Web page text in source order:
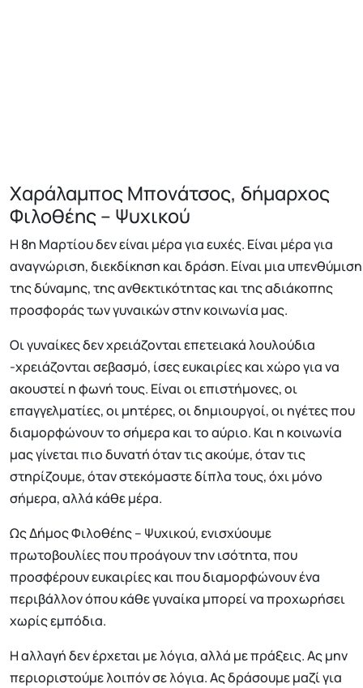
Χαράλαμπος Μπονάτσος, δήμαρχος
Φιλοθέης – Ψυχικού
Η 8η Μαρτίου δεν είναι μέρα για ευχές. Είναι μέρα για
αναγνώριση, διεκδίκηση και δράση. Είναι μια υπενθύμιση
της δύναμης, της ανθεκτικότητας και της αδιάκοπης
προσφοράς των γυναικών στην κοινωνία μας.
Οι γυναίκες δεν χρειάζονται επετειακά λουλούδια
-χρειάζονται σεβασμό, ίσες ευκαιρίες και χώρο για να
ακουστεί η φωνή τους. Είναι οι επιστήμονες, οι
επαγγελματίες, οι μητέρες, οι δημιουργοί, οι ηγέτες που
διαμορφώνουν το σήμερα και το αύριο. Και η κοινωνία
μας γίνεται πιο δυνατή όταν τις ακούμε, όταν τις
στηρίζουμε, όταν στεκόμαστε δίπλα τους, όχι μόνο
σήμερα, αλλά κάθε μέρα.
Ως Δήμος Φιλοθέης – Ψυχικού, ενισχύουμε
πρωτοβουλίες που προάγουν την ισότητα, που
προσφέρουν ευκαιρίες και που διαμορφώνουν ένα
περιβάλλον όπου κάθε γυναίκα μπορεί να προχωρήσει
χωρίς εμπόδια.
Η αλλαγή δεν έρχεται με λόγια, αλλά με πράξεις. Ας μην
περιοριστούμε λοιπόν σε λόγια. Ας δράσουμε μαζί για